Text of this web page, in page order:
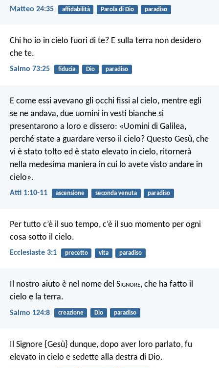
Matteo 24:35 affidabilità Parola di Dio paradiso
Chi ho io in cielo fuori di te? E sulla terra non desidero
che te.
Salmo 73:25 fiducia Dio paradiso
E come essi avevano gli occhi fissi al cielo, mentre egli
se ne andava, due uomini in vesti bianche si
presentarono a loro e dissero: «Uomini di Galilea,
perché state a guardare verso il cielo? Questo Gesù, che
vi è stato tolto ed è stato elevato in cielo, ritornerà
nella medesima maniera in cui lo avete visto andare in
cielo».
Atti 1:10-11 ascensione seconda venuta paradiso
Per tutto c’è il suo tempo, c’è il suo momento per ogni
cosa sotto il cielo.
Ecclesiaste 3:1 precetto vita paradiso
Il nostro aiuto è nel nome del Signore, che ha fatto il
cielo e la terra.
Salmo 124:8 creazione Dio paradiso
Il Signore {Gesù} dunque, dopo aver loro parlato, fu
elevato in cielo e sedette alla destra di Dio.